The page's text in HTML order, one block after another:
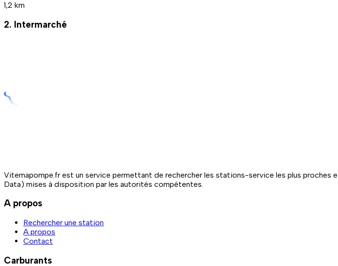
1,2 km
2. Intermarché
Vitemapompe.fr est un service permettant de rechercher les stations-service les plus proches
Data) mises à disposition par les autorités compétentes.
A propos
Rechercher une station
A propos
Contact
Carburants